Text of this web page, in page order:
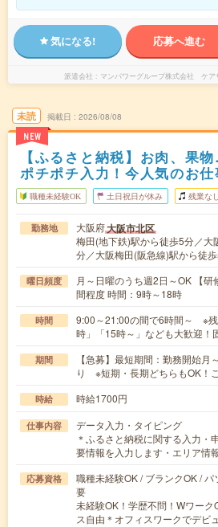
気になる! 応募へ進む
派遣会社 マンパワーグループ株式会社 ケア
未読
NEW
掲載日 2026/08/08
【ふるさと納税】お肉、果
ポチポチ入力！今人気のお仕
職種未経験OK 土日祝日が休み 残業なし
勤務地 大阪府大阪市北区
梅田(地下鉄)駅から徒歩5分／大
分／大阪梅田(阪急線)駅から徒
曜日頻度
月～日曜のうち週2日～OK 【
間程度 時間：9時～18時
時間
9:00～21:00の間で6時間～ ※
時」「15時～」なども大歓迎！
期間
【急募】最短期間：勤務開始
り ※短期・長期どちらもOK！
時給 時給1700円
仕事内容
データ入力・タイピング
＊ふるさと納税に関する入力
要情報を入力します・エリア
応募資格
職種未経験OK / ブランクOK /
要
未経験OK！学歴不問！Wワー
ス自由＊オフィスワークでデビ